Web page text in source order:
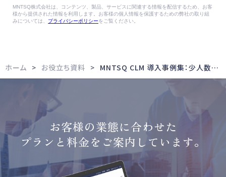
ホーム お役立ち資料 MNTSQ CLM 導入事例集：少人数法務・専任なし編
お客様の業態に合わせた
プランと料金をご案内しています。